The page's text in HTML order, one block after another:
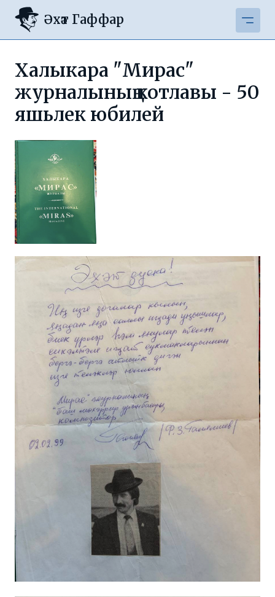
Әхәт Гаффар
Халыкара "Мирас"
журналының котлавы - 50
яшьлек юбилей